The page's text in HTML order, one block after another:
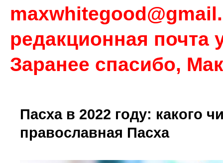
редакционная почта
Заранее спасибо,
Пасха в 2022 году: какого
православная Пасха